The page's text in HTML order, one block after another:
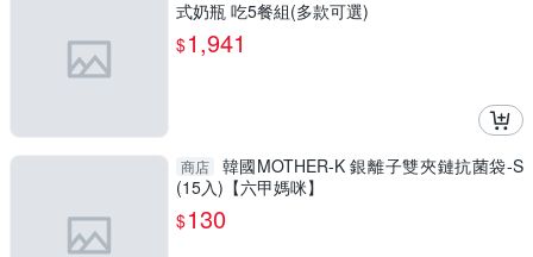
式奶瓶 吃5餐組(多款可選)
$1,941
商店
韓國MOTHER-K 銀離子雙夾鏈抗菌袋-S
(15入)【六甲媽咪】
$130